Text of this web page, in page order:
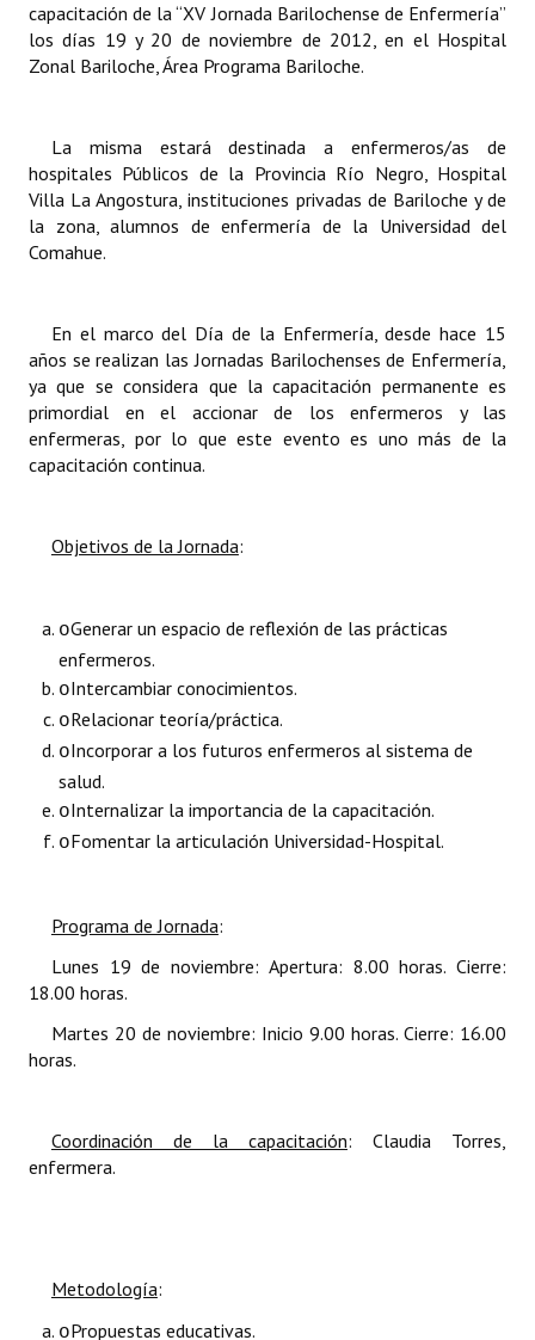
NORMATIVA
Resoluciones
Resoluciones de Presidencia
Antiguos Pobladores
Noticias Destacadas
Registros y Distinciones
Premio al Mérito - Registro
Mujeres que Dejaron Huellas - Registro
Periodistas Decanos - Registro
Ciudadano Ilustre - Registro
Banca del Vecino - Registro
Reconocimientos - Registro
Bariloche, Municipio intercultural
Entrega de distinciones
capacitación de la “XV Jornada Barilochense de Enfermería”
los días 19 y 20 de noviembre de 2012, en el Hospital
Zonal Bariloche, Área Programa Bariloche.
La misma estará destinada a enfermeros/as de
hospitales Públicos de la Provincia Río Negro, Hospital
Villa La Angostura, instituciones privadas de Bariloche y de
la zona, alumnos de enfermería de la Universidad del
Comahue.
En el marco del Día de la Enfermería, desde hace 15
años se realizan las Jornadas Barilochenses de Enfermería,
ya que se considera que la capacitación permanente es
primordial en el accionar de los enfermeros y las
enfermeras, por lo que este evento es uno más de la
capacitación continua.
Objetivos de la Jornada:
oGenerar un espacio de reflexión de las prácticas
enfermeros.
oIntercambiar conocimientos.
oRelacionar teoría/práctica.
oIncorporar a los futuros enfermeros al sistema de
salud.
oInternalizar la importancia de la capacitación.
oFomentar la articulación Universidad-Hospital.
Programa de Jornada:
Lunes 19 de noviembre: Apertura: 8.00 horas. Cierre:
18.00 horas.
Martes 20 de noviembre: Inicio 9.00 horas. Cierre: 16.00
horas.
Coordinación de la capacitación: Claudia Torres,
enfermera.
Metodología:
oPropuestas educativas.